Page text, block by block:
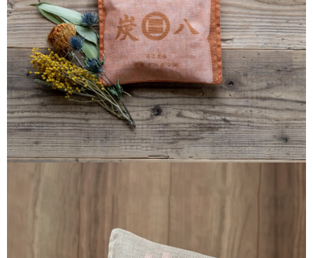
【注意事項】
１．透過由恩沛科技股份有限公司提供之「AFTEE先享後付」服務完成之交
易，需依本服務之必要範圍內提供個人資料，並將交易相關給付款項請求債
權轉讓予恩沛科技股份有限公司。
２．關於個人資料處理事宜，請瀏覽以下網址：
https://aftee.tw/terms/#terms3
３．未成年的使用者請事先徵得法定代理人或監護人之同意方可使用
「AFTEE先享後付」，若未經同意申辦者引起之損失，本公司不負相關責
任。
４．使用「AFTEE先享後付」時，將依據個別帳號之用戶狀況，依本公司即
時審查核予不同之上限額度；若仍有額度不足之情形，本公司將視審查結果
請求用戶進行身份認證。
宅配
每筆NT$80，滿NT$1,000(含以上)免運費